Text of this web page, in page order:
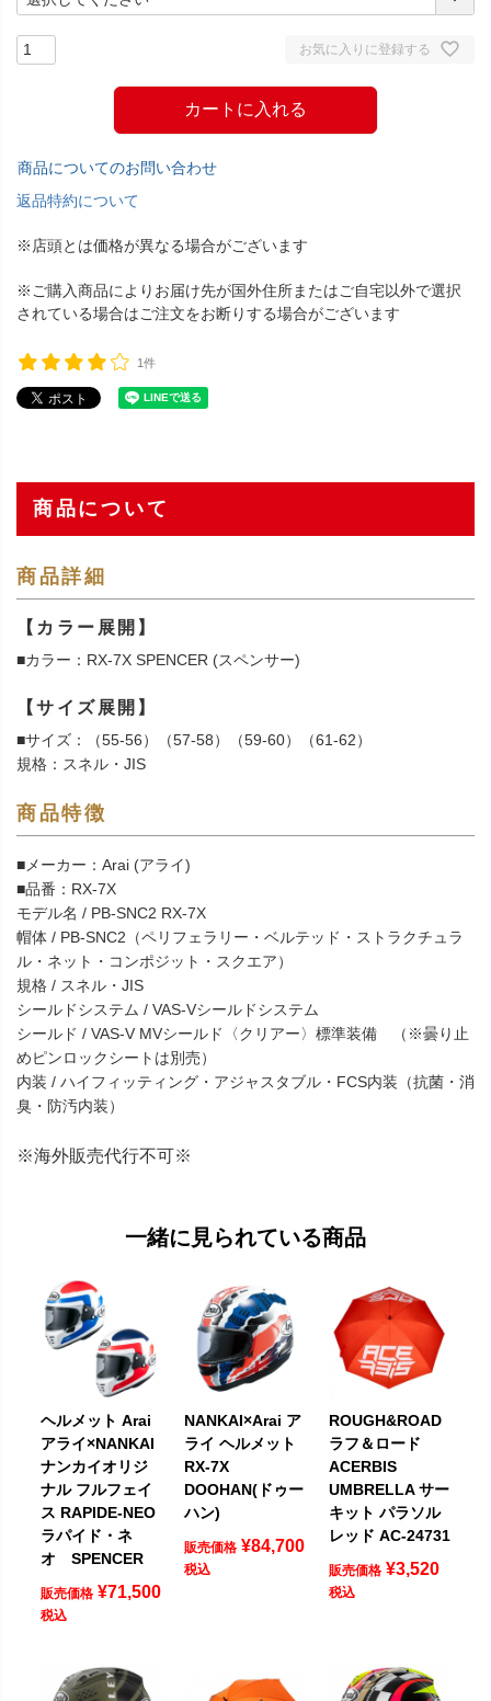
お気に入りに登録する
カートに入れる
商品についてのお問い合わせ
返品特約について
※店頭とは価格が異なる場合がございます
※ご購入商品によりお届け先が国外住所またはご自宅以外で選択
されている場合はご注文をお断りする場合がございます
1件
商品について
商品詳細
【カラー展開】
■カラー：RX-7X SPENCER (スペンサー)
【サイズ展開】
■サイズ：（55-56）（57-58）（59-60）（61-62）
規格：スネル・JIS
商品特徴
■メーカー：Arai (アライ)
■品番：RX-7X
モデル名 / PB-SNC2 RX-7X
帽体 / PB-SNC2（ペリフェラリー・ベルテッド・ストラクチュラ
ル・ネット・コンポジット・スクエア）
規格 / スネル・JIS
シールドシステム / VAS-Vシールドシステム
シールド / VAS-V MVシールド〈クリアー〉標準装備 （※曇り止
めピンロックシートは別売）
内装 / ハイフィッティング・アジャスタブル・FCS内装（抗菌・消
臭・防汚内装）
※海外販売代行不可※
一緒に見られている商品
ヘルメット Arai
アライ×NANKAI
ナンカイオリジ
ナル フルフェイ
ス RAPIDE-NEO
ラパイド・ネ
オ SPENCER
販売価格 ¥71,500
税込
NANKAI×Arai ア
ライ ヘルメット
RX-7X
DOOHAN(ドゥー
ハン)
販売価格 ¥84,700
税込
ROUGH&ROAD
ラフ＆ロード
ACERBIS
UMBRELLA サー
キット パラソル
レッド AC-24731
販売価格 ¥3,520
税込